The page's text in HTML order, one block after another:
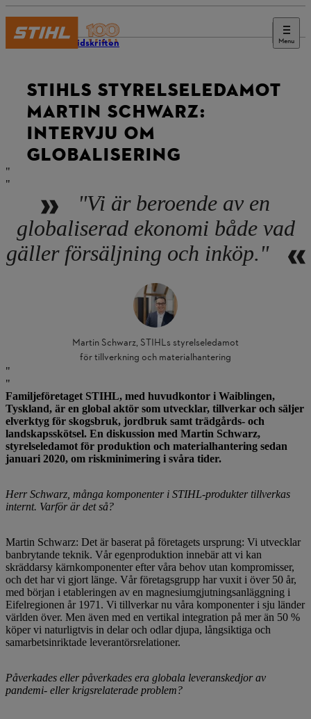
Menu
STIHL-tidskriften
STIHLS STYRELSELEDAMOT
MARTIN SCHWARZ:
INTERVJU OM
GLOBALISERING
"Vi är beroende av en
globaliserad ekonomi både vad
gäller försäljning och inköp."
Martin Schwarz, STIHLs styrelseledamot
för tillverkning och materialhantering
Familjeföretaget STIHL, med huvudkontor i Waiblingen,
Tyskland, är en global aktör som utvecklar, tillverkar och säljer
elverktyg för skogsbruk, jordbruk samt trädgårds- och
landskapsskötsel. En diskussion med Martin Schwarz,
styrelseledamot för produktion och materialhantering sedan
januari 2020, om riskminimering i svåra tider.
Herr Schwarz, många komponenter i STIHL-produkter tillverkas
internt. Varför är det så?
Martin Schwarz: Det är baserat på företagets ursprung: Vi utvecklar
banbrytande teknik. Vår egenproduktion innebär att vi kan
skräddarsy kärnkomponenter efter våra behov utan kompromisser,
och det har vi gjort länge. Vår företagsgrupp har vuxit i över 50 år,
med början i etableringen av en magnesiumgjutningsanläggning i
Eifelregionen år 1971. Vi tillverkar nu våra komponenter i sju länder
världen över. Men även med en vertikal integration på mer än 50 %
köper vi naturligtvis in delar och odlar djupa, långsiktiga och
samarbetsinriktade leverantörsrelationer.
Påverkades eller påverkades era globala leveranskedjor av
pandemi- eller krigsrelaterade problem?